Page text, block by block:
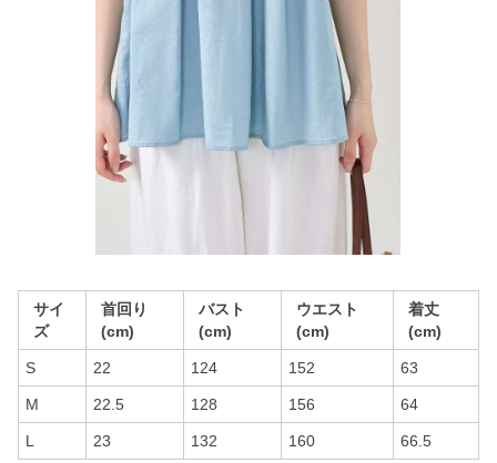
サイ
ズ
首回り
(cm)
バスト
(cm)
ウエスト
(cm)
着丈
(cm)
S 22 124 152 63
M 22.5 128 156 64
L 23 132 160 66.5